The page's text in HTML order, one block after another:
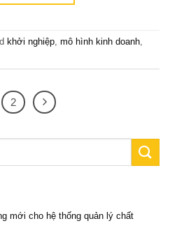
khởi nghiệp mô hình kinh doanh
2
mới cho hệ thống quản lý chất